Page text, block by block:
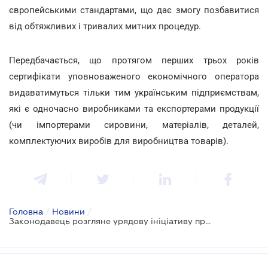
європейськими стандартами, що дає змогу позбавитися
від обтяжливих і тривалих митних процедур.
Передбачається, що протягом перших трьох років
сертифікати уповноваженого економічного оператора
видаватимуться тільки тим українським підприємствам,
які є одночасно виробниками та експортерами продукції
(чи імпортерами сировини, матеріалів, деталей,
комплектуючих виробів для виробництва товарів).
Головна / Новини /
Законодавець розгляне урядову ініціативу про скорочення кількості контролюючих органів на держкордоні